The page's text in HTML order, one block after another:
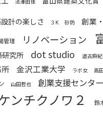
計の楽しさ ３K 砂防 創業
管理 リノベーション
究所 dot studio 道古麻
金沢工業大学 ラボ女 高
山田哲也 創業支援センター
ンチクノワ２ 鈴